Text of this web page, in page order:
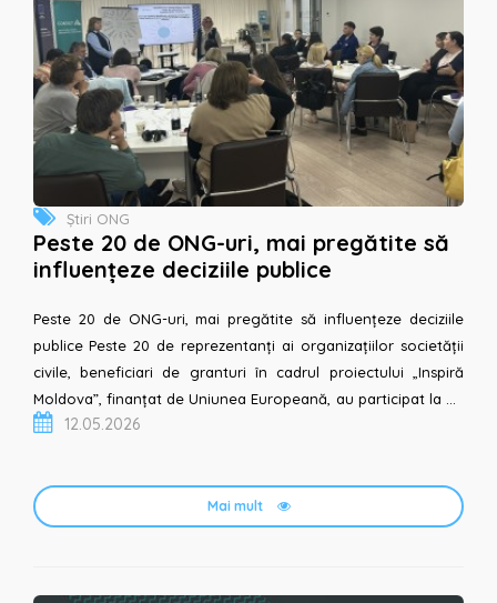
Știri ONG
Peste 20 de ONG-uri, mai pregătite să
influențeze deciziile publice
Peste 20 de ONG-uri, mai pregătite să influențeze deciziile
publice Peste 20 de reprezentanți ai organizațiilor societății
civile, beneficiari de granturi în cadrul proiectului „Inspiră
Moldova”, finanțat de Uniunea Europeană, au participat la un
program intensiv de instruire de...
12.05.2026
Mai mult